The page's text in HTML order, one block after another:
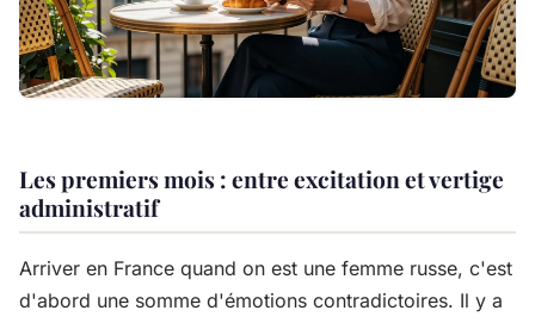
Les premiers mois : entre excitation et vertige
administratif
Arriver en France quand on est une femme russe, c'est
d'abord une somme d'émotions contradictoires. Il y a